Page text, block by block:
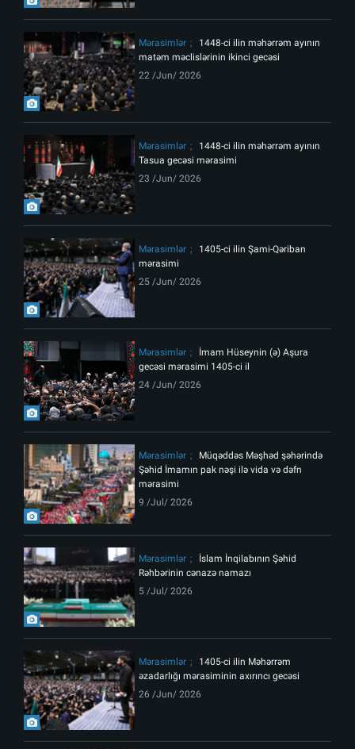
Mərasimlər
1448-ci ilin məhərrəm ayının
matəm məclislərinin ikinci gecəsi
22 /Jun/ 2026
Mərasimlər
1448-ci ilin məhərrəm ayının
Tasua gecəsi mərasimi
23 /Jun/ 2026
Mərasimlər
1405-ci ilin Şami-Qəriban
mərasimi
25 /Jun/ 2026
Mərasimlər
İmam Hüseynin (ə) Aşura
gecəsi mərasimi 1405-ci il
24 /Jun/ 2026
Mərasimlər
Müqəddəs Məşhəd şəhərində
Şəhid İmamın pak nəşi ilə vida və dəfn
mərasimi
9 /Jul/ 2026
Mərasimlər
İslam İnqilabının Şəhid
Rəhbərinin cənazə namazı
5 /Jul/ 2026
Mərasimlər
1405-ci ilin Məhərrəm
əzadarlığı mərasiminin axırıncı gecəsi
26 /Jun/ 2026